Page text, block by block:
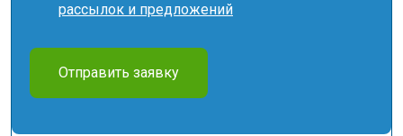
рассылок и предложений
Отправить заявку